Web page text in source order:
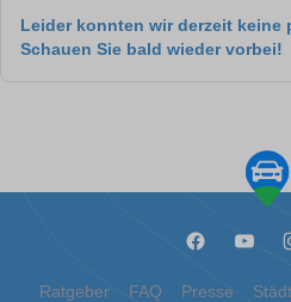
Leider konnten wir derzeit keine
Schauen Sie bald wieder vorbei!
Ratgeber FAQ Presse